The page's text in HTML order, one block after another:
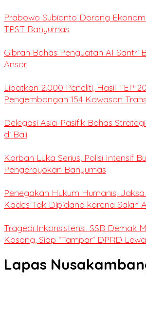
Prabowo Subianto Dorong
TPST Banyumas
Gibran Bahas Penguatan AI Santri
Ansor
Libatkan 2.000 Peneliti, Hasil TEP
Pengembangan 154 Kawasan
Delegasi Asia-Pasifik Bahas
di Bali
Korban Luka Serius, Polisi Intensif
Pengeroyokan Banyumas
Penegakan Hukum Humanis,
Kades Tak Dipidana karena Salah
Tragedi Inkonsistensi: SSB Demak
Kosong, Siap “Tampar” DPRD
Lapas